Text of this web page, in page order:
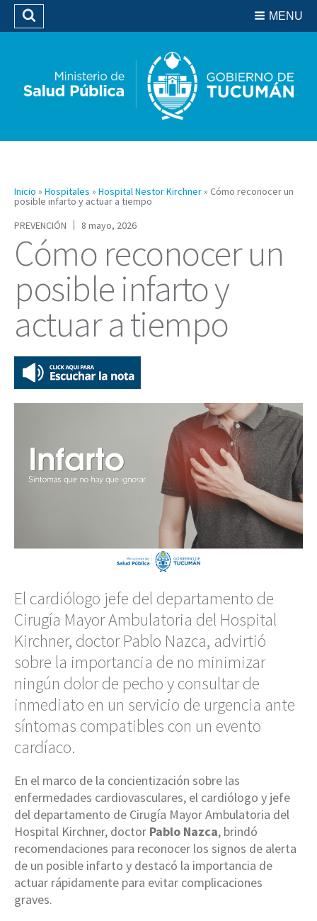
Biblioteca
MENU
Buscar
Inicio » Hospitales » Hospital Nestor Kirchner» Cómo reconocer un
posible infarto y actuar a tiempo
PREVENCIÓN
8 mayo, 2026
Cómo reconocer un
posible infarto y
actuar a tiempo
El cardiólogo jefe del departamento de
Cirugía Mayor Ambulatoria del Hospital
Kirchner, doctor Pablo Nazca, advirtió
sobre la importancia de no minimizar
ningún dolor de pecho y consultar de
inmediato en un servicio de urgencia ante
síntomas compatibles con un evento
cardíaco.
En el marco de la concientización sobre las
enfermedades cardiovasculares, el cardiólogo y jefe
del departamento de Cirugía Mayor Ambulatoria del
Hospital Kirchner, doctor Pablo Nazca, brindó
recomendaciones para reconocer los signos de alerta
de un posible infarto y destacó la importancia de
actuar rápidamente para evitar complicaciones
graves.